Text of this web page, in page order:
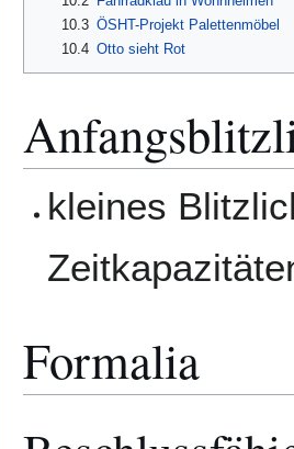
10.3 ÖSHT-Projekt Palettenmöbel
10.4 Otto sieht Rot
kleines
Formalia